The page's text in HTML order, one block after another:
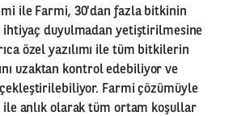
ile Farmi, 30'dan fazla bitkinin
duyulmadan yetiştirilmesine
özel yazılımı ile tüm bitkilerin
uzaktan kontrol edebiliyor ve
Farmi çözümüyle
ile anlık olarak tüm ortam koşullar